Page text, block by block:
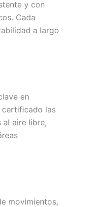
y con
Cada
a largo
en
certificado las
aire libre,
movimientos,